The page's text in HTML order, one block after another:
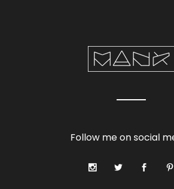
Follow me on social